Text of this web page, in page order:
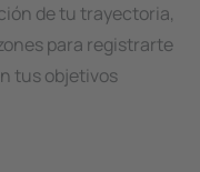
de tu trayectoria,
para registrarte
tus objetivos